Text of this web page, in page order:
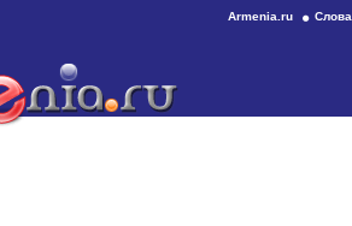
Armenia.ru